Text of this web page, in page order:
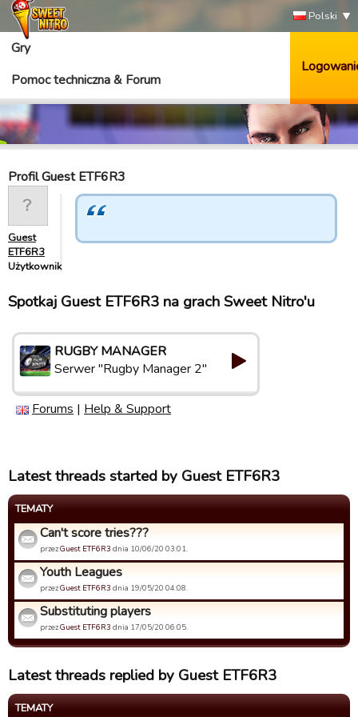
Polski
Gry
Pomoc techniczna & Forum
Profil Guest ETF6R3
Guest
ETF6R3
Użytkownik
Spotkaj Guest ETF6R3 na grach Sweet Nitro'u
RUGBY MANAGER
Serwer "Rugby Manager 2"
Forums | Help & Support
Latest threads started by Guest ETF6R3
TEMATY
Can't score tries???
przezGuest ETF6R3 dnia 10/06/20 03:01.
Youth Leagues
przezGuest ETF6R3 dnia 19/05/20 04:08.
Substituting players
przezGuest ETF6R3 dnia 17/05/20 06:05.
Latest threads replied by Guest ETF6R3
TEMATY